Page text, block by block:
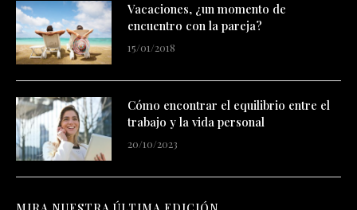
Vacaciones, ¿un momento de
encuentro con la pareja?
15/01/2018
Cómo encontrar el equilibrio entre el
trabajo y la vida personal
20/10/2023